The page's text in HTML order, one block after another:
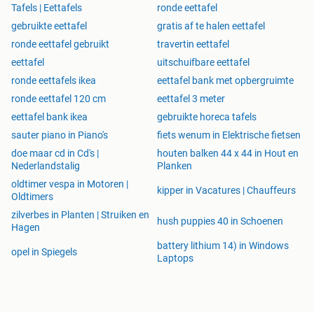
Tafels | Eettafels
ronde eettafel
gebruikte eettafel
gratis af te halen eettafel
ronde eettafel gebruikt
travertin eettafel
eettafel
uitschuifbare eettafel
ronde eettafels ikea
eettafel bank met opbergruimte
ronde eettafel 120 cm
eettafel 3 meter
eettafel bank ikea
gebruikte horeca tafels
sauter piano in Piano's
fiets wenum in Elektrische fietsen
doe maar cd in Cd's |
Nederlandstalig
houten balken 44 x 44 in Hout en
Planken
oldtimer vespa in Motoren |
Oldtimers
kipper in Vacatures | Chauffeurs
zilverbes in Planten | Struiken en
Hagen
hush puppies 40 in Schoenen
opel in Spiegels
battery lithium 14) in Windows
Laptops